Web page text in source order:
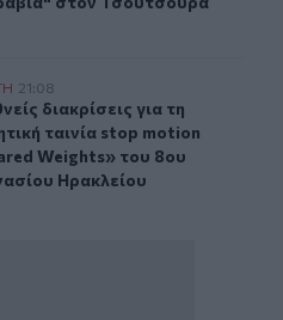
τη μαθητική ταινία stop
21:08
διακρίσεις για τη
διακρίσεις για τη
ταινία stop motion
Weights» του 8ου
Ηρακλείου